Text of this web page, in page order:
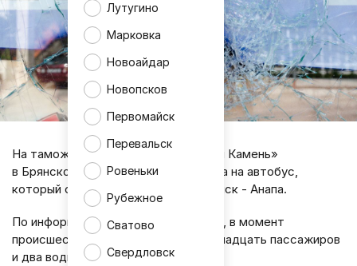
Лутугино
Марковка
Новоайдар
Новопсков
Первомайск
Перевальск
Ровеньки
Рубежное
Сватово
Свердловск
На таможенном переходе «Красный Камень»
в Брянской области произошла атака на автобус,
который следовал по маршруту Минск - Анапа.
По информации издания
, в момент
происшествия в автобусе были двенадцать пассажиров
и два водителя.